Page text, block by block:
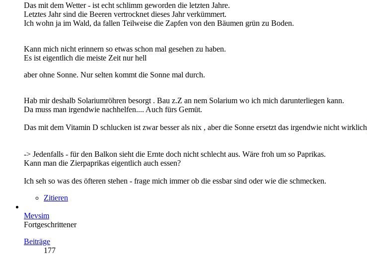
Das mit dem Wetter - ist echt schlimm geworden die letzten Jahre.
Letztes Jahr sind die Beeren vertrocknet dieses Jahr verkümmert.
Ich wohn ja im Wald, da fallen Teilweise die Zapfen von den Bäumen grün zu Boden.
Kann mich nicht erinnern so etwas schon mal gesehen zu haben.
Es ist eigentlich die meiste Zeit nur hell
aber ohne Sonne. Nur selten kommt die Sonne mal durch.
Hab mir deshalb Solariumröhren besorgt . Bau z.Z an nem Solarium wo ich mich darunterliegen kann.
Da muss man irgendwie nachhelfen.... Auch fürs Gemüt.
Das mit dem Vitamin D schlucken ist zwar besser als nix , aber die Sonne ersetzt das irgendwie nicht wirklich
-> Jedenfalls - für den Balkon sieht die Ernte doch nicht schlecht aus. Wäre froh um so Paprikas.
Kann man die Zierpaprikas eigentlich auch essen?
Ich seh so was des öfteren stehen - frage mich immer ob die essbar sind oder wie die schmecken.
Zitieren
Mevsim
Fortgeschrittener
Beiträge
177